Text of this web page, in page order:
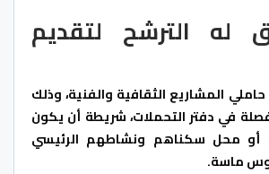
له الترشح لتقديم
المشاريع الثقافية والفنية، وذلك
في دفتر التحملات، شريطة أن يكون
أو محل سكناهم ونشاطهم الرئيسي
ماسة.